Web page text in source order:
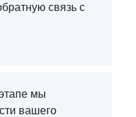
связь с
мы
вашего